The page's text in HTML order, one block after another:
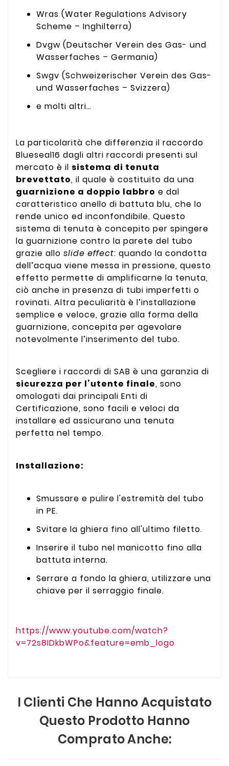
Wras (Water Regulations Advisory
Scheme – Inghilterra)
Dvgw (Deutscher Verein des Gas- und
Wasserfaches – Germania)
Swgv (Schweizerischer Verein des Gas-
und Wasserfaches – Svizzera)
e molti altri…
La particolarità che differenzia il raccordo
Blueseal16 dagli altri raccordi presenti sul
mercato è il sistema di tenuta
brevettato, il quale è costituito da una
guarnizione a doppio labbro e dal
caratteristico anello di battuta blu, che lo
rende unico ed inconfondibile. Questo
sistema di tenuta è concepito per spingere
la guarnizione contro la parete del tubo
grazie allo slide effect: quando la condotta
dell’acqua viene messa in pressione, questo
effetto permette di amplificarne la tenuta,
ciò anche in presenza di tubi imperfetti o
rovinati. Altra peculiarità è l’installazione
semplice e veloce, grazie alla forma della
guarnizione, concepita per agevolare
notevolmente l’inserimento del tubo.
Scegliere i raccordi di SAB è una garanzia di
sicurezza per l’utente finale, sono
omologati dai principali Enti di
Certificazione, sono facili e veloci da
installare ed assicurano una tenuta
perfetta nel tempo.
Installazione:
Smussare e pulire l'estremità del tubo
in PE.
Svitare la ghiera fino all'ultimo filetto.
Inserire il tubo nel manicotto fino alla
battuta interna.
Serrare a fondo la ghiera, utilizzare una
chiave per il serraggio finale.
https://www.youtube.com/watch?
v=72s8IDkbWPo&feature=emb_logo
I Clienti Che Hanno Acquistato
Questo Prodotto Hanno
Comprato Anche: